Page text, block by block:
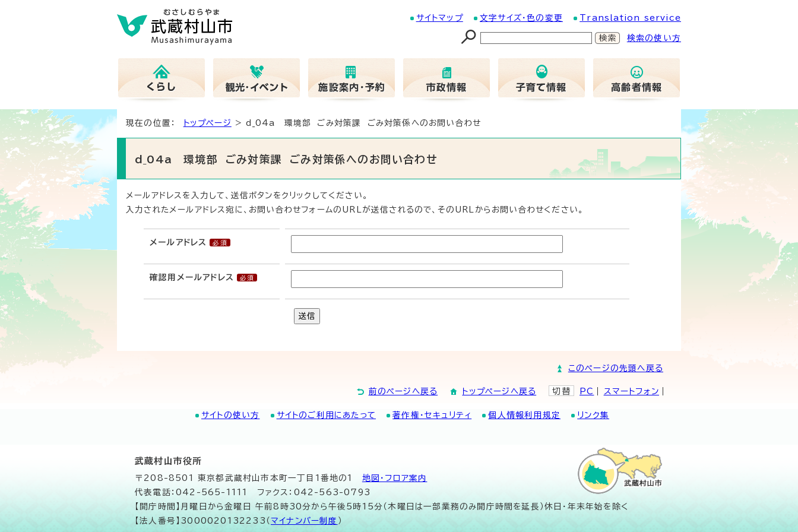
サイトマップ 文字サイズ・色の変更 Translation service
検索の使い方
現在の位置： トップページ > d_04a 環境部 ごみ対策課 ごみ対策係へのお問い合わせ
d_04a 環境部 ごみ対策課 ごみ対策係へのお問い合わせ
メールアドレスを入力して、送信ボタンをクリックしてください。
入力されたメールアドレス宛に、お問い合わせフォームのURLが送信されるので、そのURLからお問い合わせください。
メールアドレス
確認用メールアドレス
送信
このページの先頭へ戻る
前のページへ戻る トップページへ戻る 切替 PC スマートフォン
サイトの使い方 サイトのご利用にあたって 著作権・セキュリティ 個人情報利用規定 リンク集
武蔵村山市役所
〒208-8501 東京都武蔵村山市本町一丁目1番地の1 地図･フロア案内
代表電話：042-565-1111 ファクス：042-563-0793
【開庁時間】月曜日から金曜日 午前8時30分から午後5時15分（木曜日は一部業務のみ開庁時間を延長）休日・年末年始を除く
【法人番号】3000020132233（ マイナンバー制度 ）